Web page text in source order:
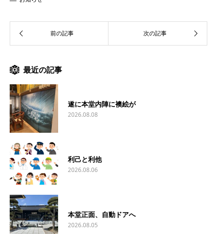
最近の記事
遂に本堂内陣に襖絵が
2026.08.08
利己と利他
2026.08.06
本堂正面、自動ドアへ
2026.08.05